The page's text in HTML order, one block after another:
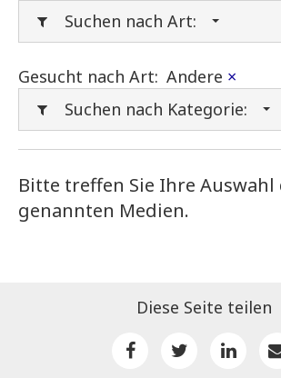
Suchen nach Art:
Gesucht nach Art: Andere ×
Suchen nach Kategorie:
Bitte treffen Sie Ihre Auswahl
genannten Medien.
Diese Seite teilen